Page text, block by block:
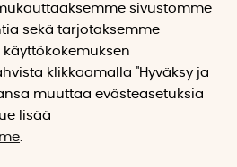
sivustomme
sekä tarjotaksemme
klikkaamalla "Hyväksy ja
muuttaa evästeasetuksia
lisää